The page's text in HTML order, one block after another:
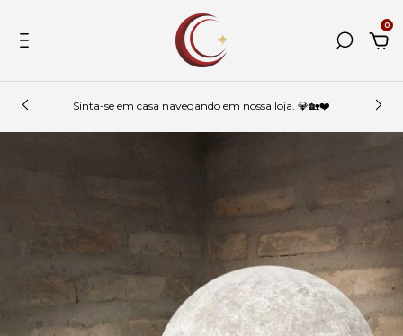
0
Sinta-se em casa navegando em nossa loja. 💎🏡❤️